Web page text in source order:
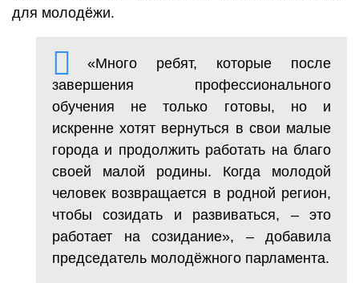
для молодёжи.
«Много ребят, которые после
завершения профессионального
обучения не только готовы, но и
искренне хотят вернуться в свои малые
города и продолжить работать на благо
своей малой родины. Когда молодой
человек возвращается в родной регион,
чтобы созидать и развиваться, – это
работает на созидание», – добавила
председатель молодёжного парламента.